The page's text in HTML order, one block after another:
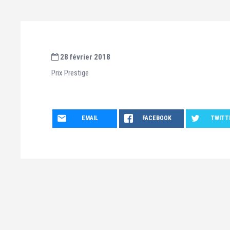
28 février 2018
Prix Prestige
EMAIL FACEBOOK